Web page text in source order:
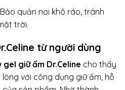
quản nơi khô ráo, tránh
trời.
từ người dùng
gel giữ ấm Dr.Celine cho thấy
với công dụng giữ ấm, hỗ